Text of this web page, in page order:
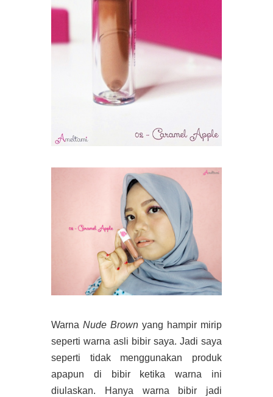
Warna Nude Brown yang hampir mirip
seperti warna asli bibir saya. Jadi saya
seperti tidak menggunakan produk
apapun di bibir ketika warna ini
diulaskan. Hanya warna bibir jadi